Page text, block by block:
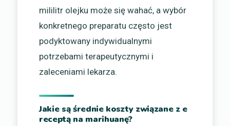
mililitr olejku może się wahać, a wybór
konkretnego preparatu często jest
podyktowany indywidualnymi
potrzebami terapeutycznymi i
zaleceniami lekarza.
Jakie są średnie koszty związane z e
receptą na marihuanę?